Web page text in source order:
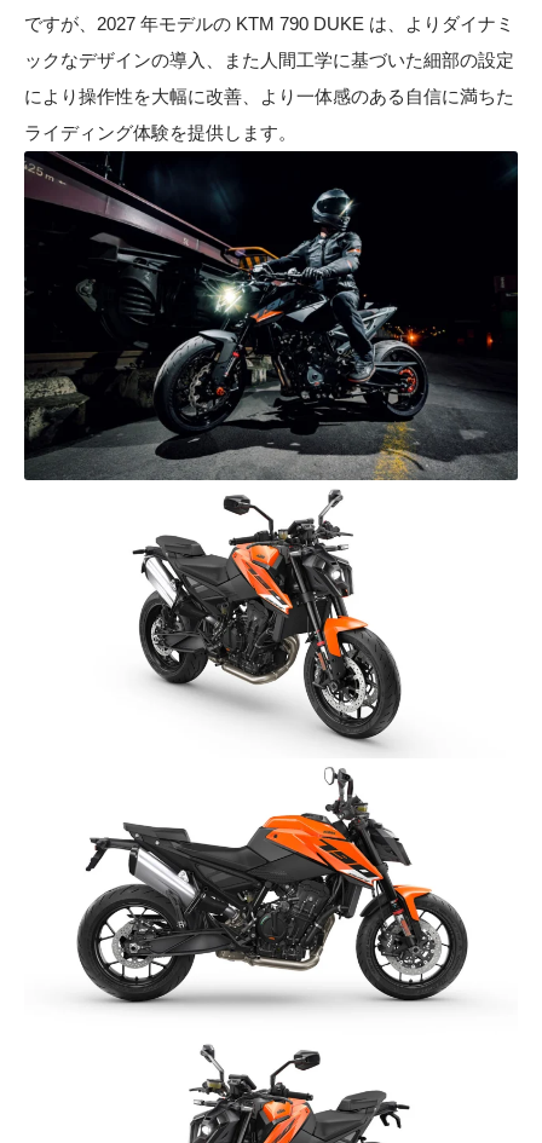
ですが、2027 年モデルの KTM 790 DUKE は、よりダイナミ
ックなデザインの導入、また人間工学に基づいた細部の設定
により操作性を大幅に改善、より一体感のある自信に満ちた
ライディング体験を提供します。